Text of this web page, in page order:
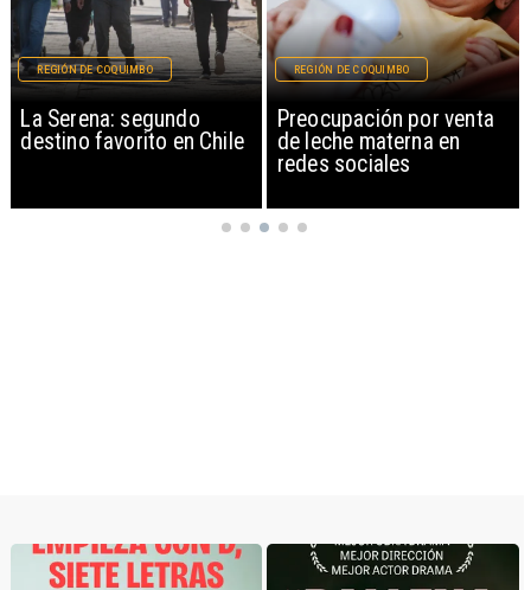
La Serena: segundo
destino favorito en Chile
REGIÓN DE COQUIMBO
Preocupación por venta
de leche materna en
redes sociales
REGIÓN DE COQUIMBO